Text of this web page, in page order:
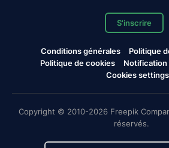
S'inscrire
Conditions générales
Politique
Politique de cookies
Notification
Cookies settings
Copyright © 2010-2026 Freepik
réservés.